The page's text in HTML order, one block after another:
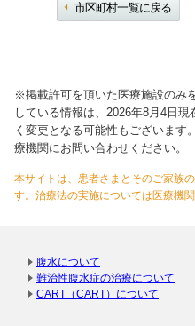
市区町村一覧に戻る
※掲載許可を頂いた医療施設のみ
している情報は、2026年8月4日
く変更となる可能性もございます
療機関にお問い合わせください。
本サイトは、患者さまとそのご家族
す。治療法の実施については医療機関
腹水について
難治性腹水症の治療について
CART（CART）について